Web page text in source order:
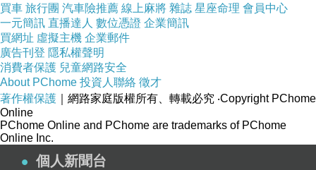
愛你寶貝
2021-04-08 15:14:21
買車 旅行團 汽車險推薦 線上麻將 雜誌 星座命理 會員中心
一元簡訊 直播達人 數位憑證 企業簡訊
買網址 虛擬主機 企業郵件
廣告刊登 隱私權聲明
消費者保護 兒童網路安全
About PChome 投資人聯絡 徵才
著作權保護 ｜網路家庭版權所有、轉載必究 ‧Copyright PChome
Online
PChome Online and PChome are trademarks of PChome
Online Inc.
個人新聞台